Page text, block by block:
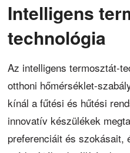
Intelligens
technológia
Az intelligens termosztát-
otthoni hőmérséklet-
kínál a fűtési és hűtési
innovatív készülékek
preferenciáit és szokásait,